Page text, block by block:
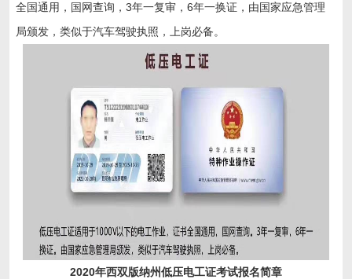
全国通用，国网查询，3年一复审，6年一换证，由国家应急管理
局颁发，类似于汽车驾驶执照，上岗必备。
2020年西双版纳州低压电工证考试报名简章